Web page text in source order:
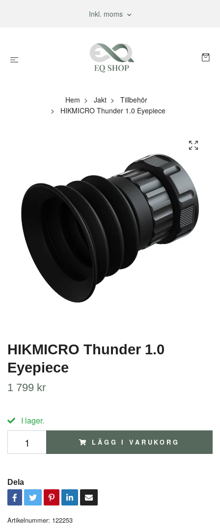
Inkl. moms
Hem Jakt
Tillbehör
HIKMICRO Thunder 1.0 Eyepiece
HIKMICRO Thunder 1.0
Eyepiece
1 799 kr
I lager.
LÄGG I VARUKORG
Dela
Artikelnummer: 122253